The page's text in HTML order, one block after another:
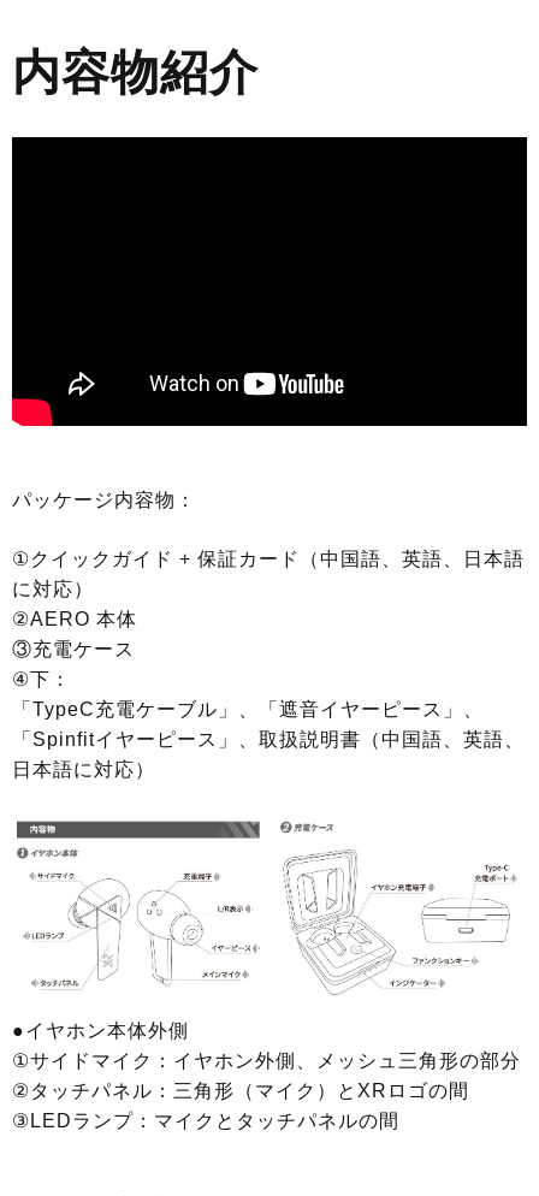
内容物紹介
パッケージ内容物：
①クイックガイド + 保証カード（中国語、英語、日本語
に対応）
②AERO 本体
③充電ケース
④下：
「TypeC充電ケーブル」、「遮音イヤーピース」、
「Spinfitイヤーピース」、取扱説明書（中国語、英語、
日本語に対応）
●イヤホン本体外側
①サイドマイク：イヤホン外側、メッシュ三角形の部分
②タッチパネル：三角形（マイク）とXRロゴの間
③LEDランプ：マイクとタッチパネルの間